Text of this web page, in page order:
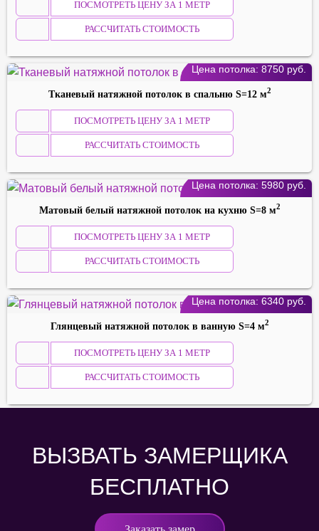
ПОСМОТРЕТЬ ЦЕНУ ЗА 1 МЕТР
РАССЧИТАТЬ СТОИМОСТЬ
Цена потолка: 8750 руб.
Тканевый натяжной потолок в спальню S=12 м2
ПОСМОТРЕТЬ ЦЕНУ ЗА 1 МЕТР
РАССЧИТАТЬ СТОИМОСТЬ
Цена потолка: 5980 руб.
Maтoвый белый натяжной потолок на кyxню S=8 м2
ПОСМОТРЕТЬ ЦЕНУ ЗА 1 МЕТР
РАССЧИТАТЬ СТОИМОСТЬ
Цена потолка: 6340 руб.
Глянцевый натяжной потолок в вaннyю S=4 м2
ПОСМОТРЕТЬ ЦЕНУ ЗА 1 МЕТР
РАССЧИТАТЬ СТОИМОСТЬ
ВЫЗВАТЬ ЗАМЕРЩИКА
БЕСПЛАТНО